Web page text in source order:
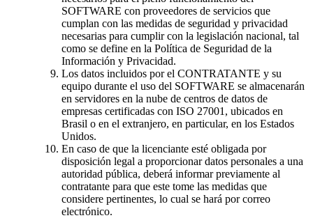
SOFTWARE con proveedores de servicios que
cumplan con las medidas de seguridad y privacidad
necesarias para cumplir con la legislación nacional, tal
como se define en la Política de Seguridad de la
Información y Privacidad.
Los datos incluidos por el CONTRATANTE y su
equipo durante el uso del SOFTWARE se almacenarán
en servidores en la nube de centros de datos de
empresas certificadas con ISO 27001, ubicados en
Brasil o en el extranjero, en particular, en los Estados
Unidos.
En caso de que la licenciante esté obligada por
disposición legal a proporcionar datos personales a una
autoridad pública, deberá informar previamente al
contratante para que este tome las medidas que
considere pertinentes, lo cual se hará por correo
electrónico.